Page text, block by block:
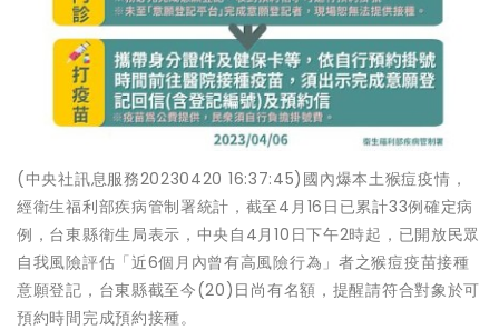
(中央社訊息服務20230420 16:37:45)國內爆本土猴痘疫情，
經衛生福利部疾病管制署統計，截至4月16日已累計33例確定病
例，台東縣衛生局表示，中央自4月10日下午2時起，已開放民眾
自我風險評估「近6個月內曾有高風險行為」者之猴痘疫苗接種
意願登記，台東縣截至今(20)日尚有名額，提醒請符合對象於可
預約時間完成預約接種。